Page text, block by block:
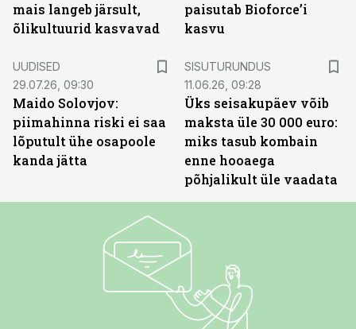
mais langeb järsult,
õlikultuurid kasvavad
paisutab Bioforce’i
kasvu
UUDISED
29.07.26, 09:30
Maido Solovjov:
piimahinna riski ei saa
lõputult ühe osapoole
kanda jätta
SISUTURUNDUS
11.06.26, 09:28
Üks seisakupäev võib
maksta üle 30 000 euro:
miks tasub kombain
enne hooaega
põhjalikult üle vaadata